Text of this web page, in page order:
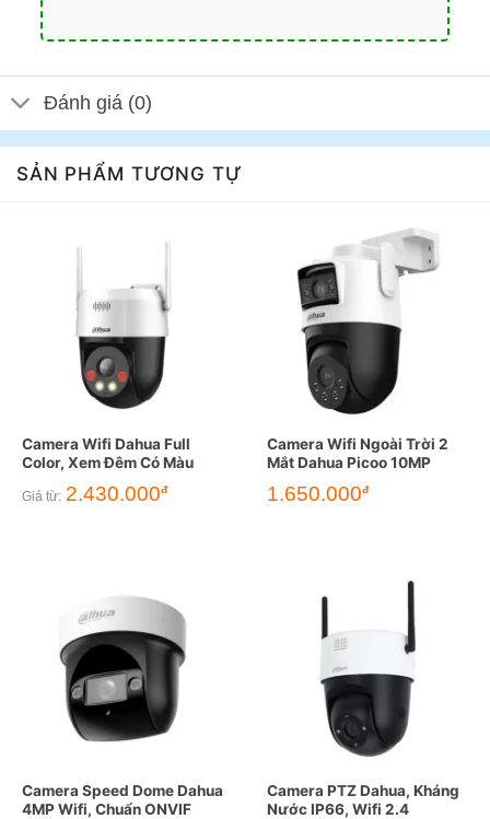
Đánh giá (0)
SẢN PHẨM TƯƠNG TỰ
Camera Wifi Dahua Full
Color, Xem Đêm Có Màu
Giá từ: 2.430.000đ
Camera Wifi Ngoài Trời 2
Mắt Dahua Picoo 10MP
1.650.000đ
Camera Speed Dome Dahua
4MP Wifi, Chuẩn ONVIF
Camera PTZ Dahua, Kháng
Nước IP66, Wifi 2.4